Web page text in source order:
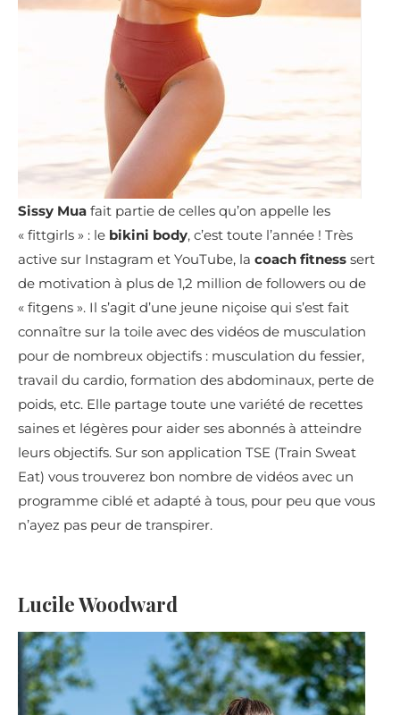
Sissy Mua fait partie de celles qu’on appelle les
« fittgirls » : le bikini body, c’est toute l’année ! Très
active sur Instagram et YouTube, la coach fitness sert
de motivation à plus de 1,2 million de followers ou de
« fitgens ». Il s’agit d’une jeune niçoise qui s’est fait
connaître sur la toile avec des vidéos de musculation
pour de nombreux objectifs : musculation du fessier,
travail du cardio, formation des abdominaux, perte de
poids, etc. Elle partage toute une variété de recettes
saines et légères pour aider ses abonnés à atteindre
leurs objectifs. Sur son application TSE (Train Sweat
Eat) vous trouverez bon nombre de vidéos avec un
programme ciblé et adapté à tous, pour peu que vous
n’ayez pas peur de transpirer.
Lucile Woodward